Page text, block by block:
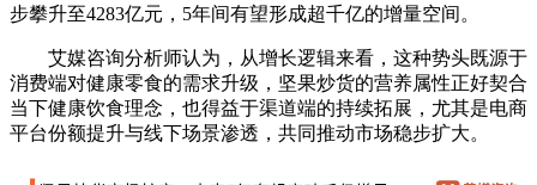
步攀升至4283亿元，5年间有望形成超千亿的增量空间。
艾媒咨询分析师认为，从增长逻辑来看，这种势头既源于
消费端对健康零食的需求升级，坚果炒货的营养属性正好契合
当下健康饮食理念，也得益于渠道端的持续拓展，尤其是电商
平台份额提升与线下场景渗透，共同推动市场稳步扩大。